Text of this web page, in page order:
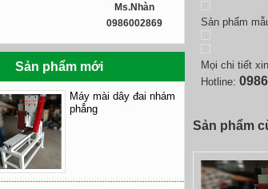
Sản phẩm
Mọi chi tiết
Hotline:
Sản phẩm
Ms.Nhàn
0986002869
Sản phẩm mới
Máy mài dây đai nhám
phẳng